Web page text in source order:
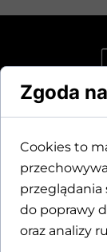
Zgoda
Cookies to
do poprawy
oraz analizy